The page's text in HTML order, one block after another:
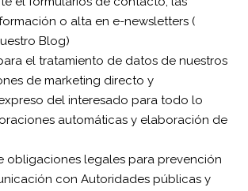
o alta en e-newsletters (
Blog)
el tratamiento de datos de nuestros
de marketing directo y
del interesado para todo lo
automáticas y elaboración de
obligaciones legales para prevención
con Autoridades públicas y